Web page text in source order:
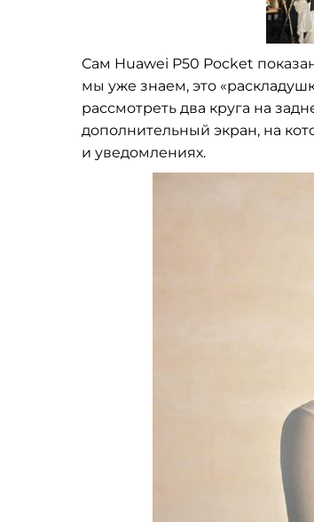
Сам Huawei P50 Pocket
мы уже знаем, это «
рассмотреть два круга на
дополнительный экран, на
и уведомлениях.